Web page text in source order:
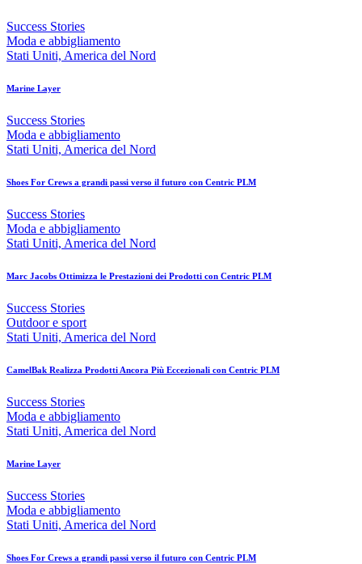
Success Stories
Moda e abbigliamento
Stati Uniti, America del Nord
Marine Layer
Success Stories
Moda e abbigliamento
Stati Uniti, America del Nord
Shoes For Crews a grandi passi verso il futuro con Centric PLM
Success Stories
Moda e abbigliamento
Stati Uniti, America del Nord
Marc Jacobs Ottimizza le Prestazioni dei Prodotti con Centric PLM
Success Stories
Outdoor e sport
Stati Uniti, America del Nord
CamelBak Realizza Prodotti Ancora Più Eccezionali con Centric PLM
Success Stories
Moda e abbigliamento
Stati Uniti, America del Nord
Marine Layer
Success Stories
Moda e abbigliamento
Stati Uniti, America del Nord
Shoes For Crews a grandi passi verso il futuro con Centric PLM